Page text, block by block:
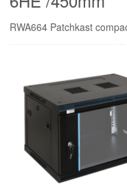
CONTACT
RWA664 Patchkast